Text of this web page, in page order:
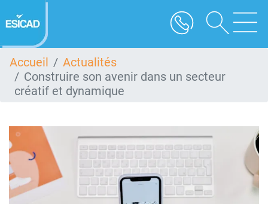
au
contenu
Accueil
Actualités
Construire son avenir dans un secteur
créatif et dynamique